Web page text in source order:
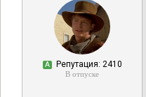
А Репутация: 2410
В отпуске